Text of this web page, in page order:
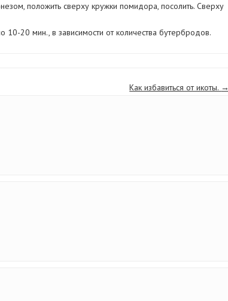
положить сверху кружки помидора, посолить. Сверху
10-20 мин., в зависимости от количества бутербродов.
Как избавиться от икоты. →